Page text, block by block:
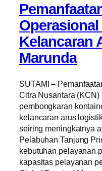
Kelancaran
Marunda
SUTAMI –
Citra Nusantara
pembongkaran
kelancaran arus
seiring meningkatnya
Pelabuhan Tanjung
kebutuhan pelayanan
kapasitas pelayanan